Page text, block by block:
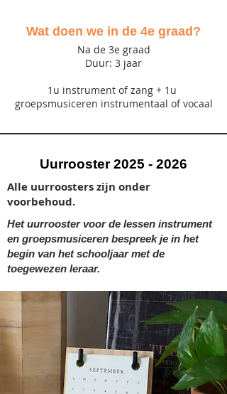
Wat doen we in de 4e graad?
Na de 3e graad
Duur: 3 jaar
1u instrument of zang + 1u
groepsmusiceren instrumentaal of vocaal
Uurrooster2025 - 2026
Alle uurroosters zijn onder
voorbehoud.
Het uurrooster voor de lessen instrument
en groepsmusiceren bespreek je in het
begin van het schooljaar met de
toegewezen leraar.